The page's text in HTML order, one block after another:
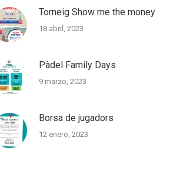
Torneig Show me the money
18 abril, 2023
Pàdel Family Days
9 marzo, 2023
Borsa de jugadors
12 enero, 2023